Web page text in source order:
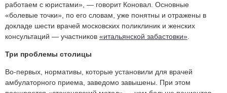
работаем с юристами», — говорит Коновал. Основные
«болевые точки», по его словам, уже понятны и отражены в
докладе шести врачей московских поликлиник и женских
консультаций — участников «итальянской забастовки»
Три проблемы столицы
Во-первых, нормативы, которые установили для врачей
амбулаторного приема, заведомо завышены. При этом